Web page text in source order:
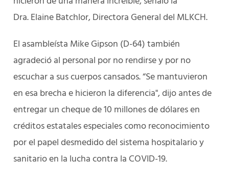
Dra. Elaine Batchlor, Directora General del MLKCH.
El asambleísta Mike Gipson (D-64) también
agradeció al personal por no rendirse y por no
escuchar a sus cuerpos cansados. “Se mantuvieron
en esa brecha e hicieron la diferencia", dijo antes de
entregar un cheque de 10 millones de dólares en
créditos estatales especiales como reconocimiento
por el papel desmedido del sistema hospitalario y
sanitario en la lucha contra la COVID-19.